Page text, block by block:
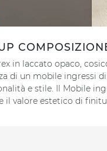
laccato opaco,
di un mobile
e stile. Il Mobile
valore estetico di